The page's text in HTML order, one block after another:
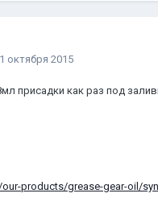
1 октября 2015
присадки как раз под
products/grease-gear-oil/